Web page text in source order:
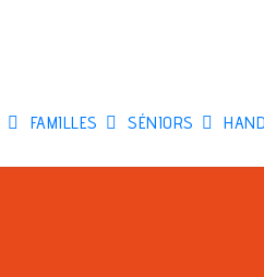
FAMILLES SÉNIORS